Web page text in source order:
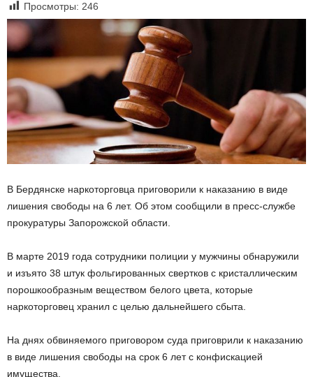
Просмотры: 246
В Бердянске наркоторговца приговорили к наказанию в виде
лишения свободы на 6 лет. Об этом сообщили в пресс-службе
прокуратуры Запорожской области.
В марте 2019 года сотрудники полиции у мужчины обнаружили
и изъято 38 штук фольгированных свертков с кристаллическим
порошкообразным веществом белого цвета, которые
наркоторговец хранил с целью дальнейшего сбыта.
На днях обвиняемого приговором суда приговрили к наказанию
в виде лишения свободы на срок 6 лет с конфискацией
имущества.